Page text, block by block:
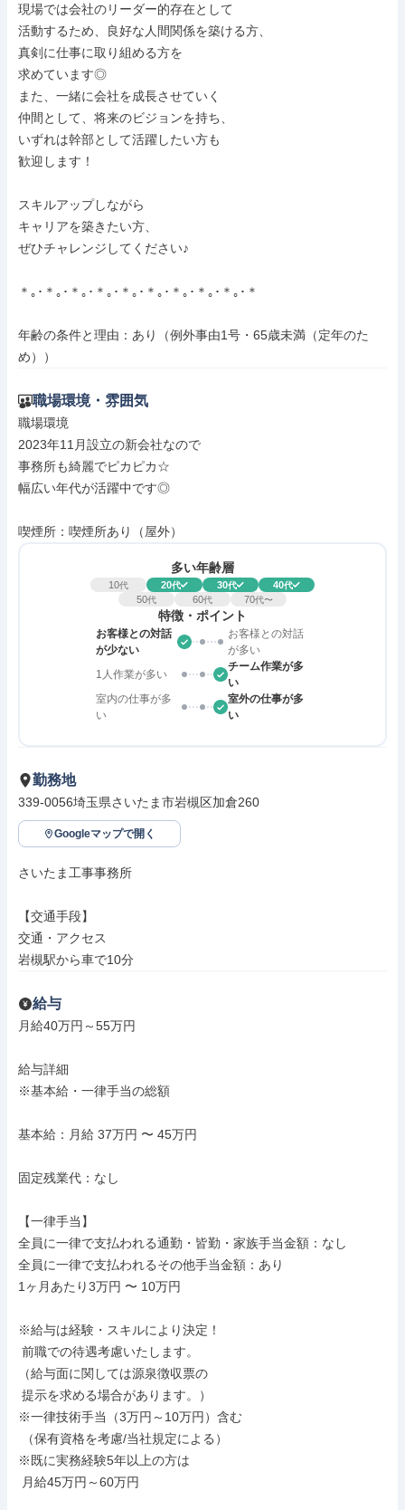
現場では会社のリーダー的存在として
活動するため、良好な人間関係を築ける方、
真剣に仕事に取り組める方を
求めています◎
また、一緒に会社を成長させていく
仲間として、将来のビジョンを持ち、
いずれは幹部として活躍したい方も
歓迎します！
スキルアップしながら
キャリアを築きたい方、
ぜひチャレンジしてください♪
＊｡･＊｡･＊｡･＊｡･＊｡･＊｡･＊｡･＊｡･＊｡･＊
年齢の条件と理由：あり（例外事由1号・65歳未満（定年のた
め））
職場環境・雰囲気
職場環境
2023年11月設立の新会社なので
事務所も綺麗でピカピカ☆
幅広い年代が活躍中です◎
喫煙所：喫煙所あり（屋外）
多い年齢層
10代 20代 30代 40代
50代 60代 70代〜
特徴・ポイント
お客様との対話
が少ない
お客様との対話
が多い
1人作業が多い
チーム作業が多
い
室内の仕事が多
い
室外の仕事が多
い
勤務地
339-0056埼玉県さいたま市岩槻区加倉260
Googleマップで開く
さいたま工事事務所
【交通手段】
交通・アクセス
岩槻駅から車で10分
給与
月給40万円～55万円
給与詳細
※基本給・一律手当の総額
基本給：月給 37万円 〜 45万円
固定残業代：なし
【一律手当】
全員に一律で支払われる通勤・皆勤・家族手当金額：なし
全員に一律で支払われるその他手当金額：あり
1ヶ月あたり3万円 〜 10万円
※給与は経験・スキルにより決定！
（給与面に関しては源泉徴収票の
※一律技術手当（3万円～10万円）含む
※既に実務経験5年以上の方は